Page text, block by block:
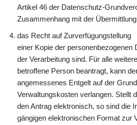
Artikel 46 der Datenschutz-
Zusammenhang mit der
das Recht auf Zurverfügungstellung
einer Kopie der personenbezogenen
der Verarbeitung sind. Für alle
betroffene Person beantragt, kann
angemessenes Entgelt auf der
Verwaltungskosten verlangen. Stellt
den Antrag elektronisch, so sind die
gängigen elektronischen Format zur